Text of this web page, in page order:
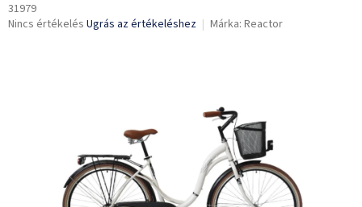
31979
A
Nincs értékelés Ugrás az értékeléshez Márka: Reactor